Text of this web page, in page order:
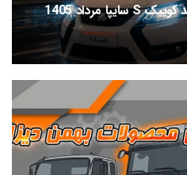
شرایط فروش مشارکت در تولید کوییک S سایپا مرداد 1405